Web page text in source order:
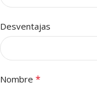
Desventajas
Nombre *